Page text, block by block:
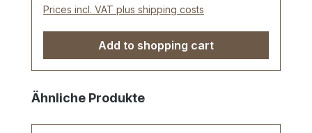
Prices incl. VAT plus shipping costs
Add to shopping cart
Skip product gallery
Ähnliche Produkte